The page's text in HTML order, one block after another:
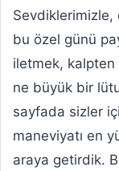
Sevdiklerimizle,
bu özel günü
iletmek, kalpten
ne büyük bir
sayfada sizler
maneviyatı en
araya getirdik.